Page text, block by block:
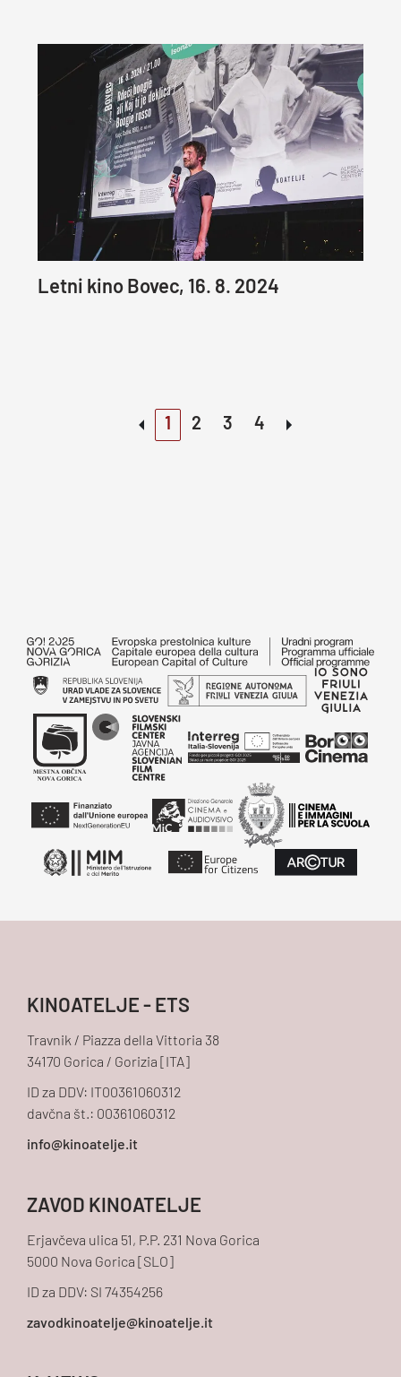
Letni kino Bovec, 16. 8. 2024
1 2 3 4
KINOATELJE - ETS
Travnik / Piazza della Vittoria 38
34170 Gorica / Gorizia [ITA]
ID za DDV: IT00361060312
davčna št.: 00361060312
ZAVOD KINOATELJE
Erjavčeva ulica 51, P.P. 231 Nova Gorica
5000 Nova Gorica [SLO]
ID za DDV: SI 74354256